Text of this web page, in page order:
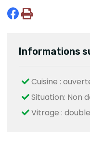
Informations
Cuisine :
Situation: Non
Vitrage : double